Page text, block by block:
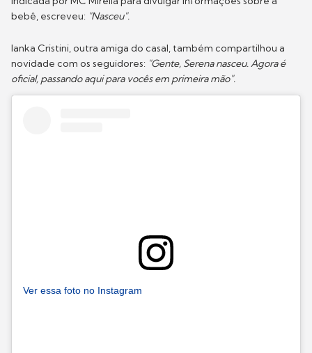
bebê, escreveu: "Nasceu".
Ianka Cristini, outra amiga do casal, também compartilhou a
novidade com os seguidores: "Gente, Serena nasceu. Agora é
oficial, passando aqui para vocês em primeira mão".
Ver essa foto no Instagram